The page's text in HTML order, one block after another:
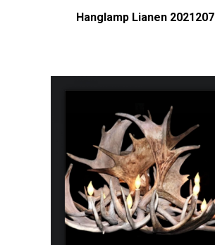
Hanglamp Lianen 2021207